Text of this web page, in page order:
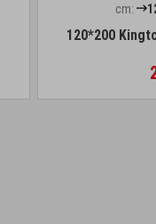
cm:
120*200